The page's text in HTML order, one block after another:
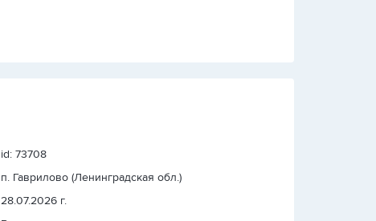
id: 73708
п. Гаврилово (Ленинградская обл.)
28.07.2026 г.